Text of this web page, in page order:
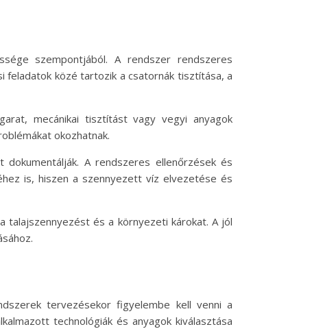
szempontjából. A rendszer rendszeres
közé tartozik a csatornák tisztítása, a
mecánikai tisztítást vagy vegyi anyagok
okozhatnak.
A rendszeres ellenőrzések és
is, hiszen a szennyezett víz elvezetése és
talajszennyezést és a környezeti károkat. A jól
tervezésekor figyelembe kell venni a
technológiák és anyagok kiválasztása